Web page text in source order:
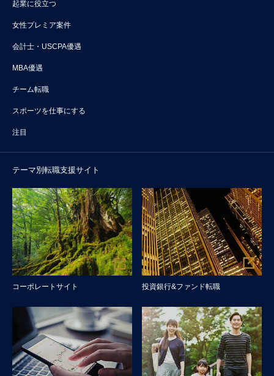
起業に役立つ
女性プレミア案件
会計士・USCPA優遇
MBA優遇
チーム転職
スポーツを仕事にする
注目
テーマ別転職支援サイト
コーポレートサイト 投資銀行&ファンド転職